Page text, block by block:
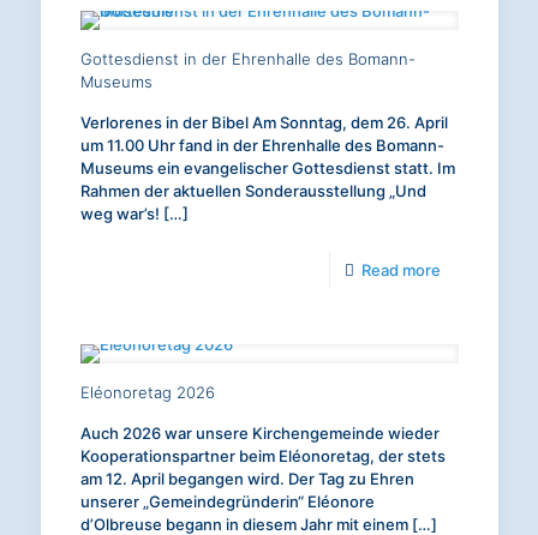
Gottesdienst in der Ehrenhalle des Bomann-
Museums
Verlorenes in der Bibel Am Sonntag, dem 26. April
um 11.00 Uhr fand in der Ehrenhalle des Bomann-
Museums ein evangelischer Gottesdienst statt. Im
Rahmen der aktuellen Sonderausstellung „Und
weg war’s! […]
Read more-
des
Eléonoretag 2026
Auch 2026 war unsere Kirchengemeinde wieder
Kooperationspartner beim Eléonoretag, der stets
am 12. April begangen wird. Der Tag zu Ehren
unserer „Gemeindegründerin“ Eléonore
d’Olbreuse begann in diesem Jahr mit einem[…]